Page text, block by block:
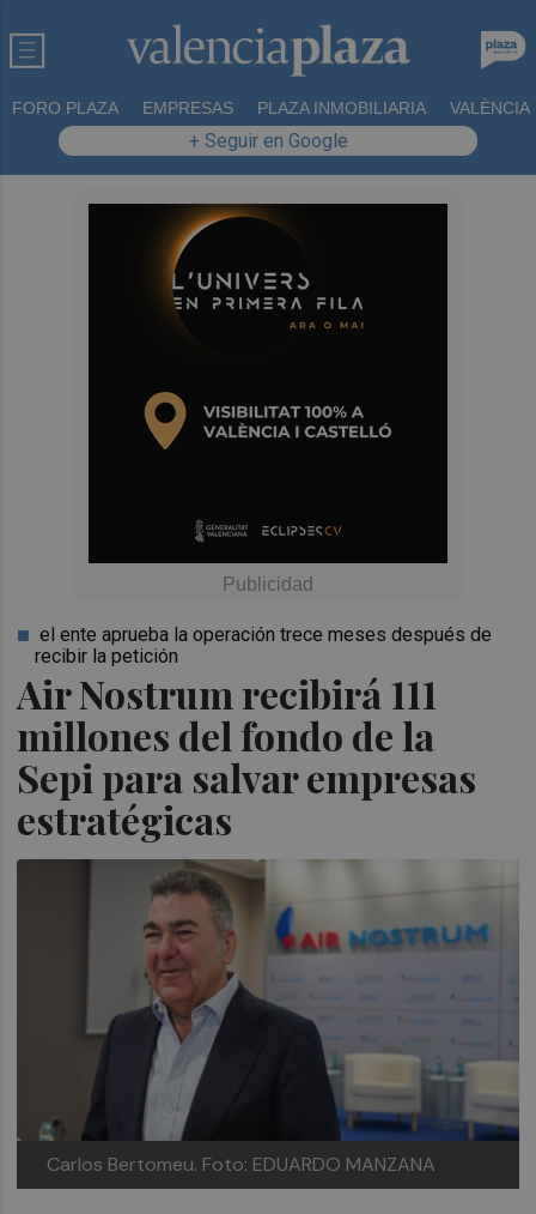
FORO PLAZA EMPRESAS PLAZA INMOBILIARIA VALÈNCIA
+ Seguir en Google
Air Nostrum recibirá 111
millones del fondo de la
Sepi para salvar empresas
estratégicas
el ente aprueba la operación trece meses después de
recibir la petición
Carlos Bertomeu. Foto: EDUARDO MANZANA